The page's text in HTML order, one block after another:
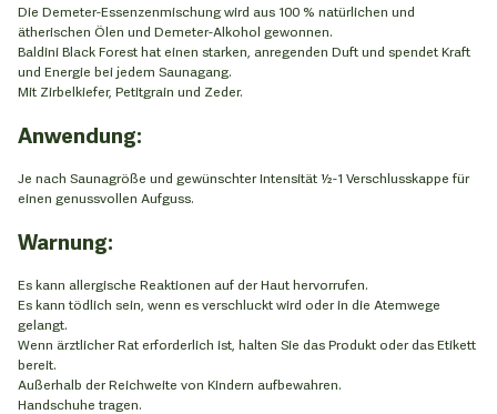
Die Demeter-Essenzenmischung wird aus 100 % natürlichen und
ätherischen Ölen und Demeter-Alkohol gewonnen.
Baldini Black Forest hat einen starken, anregenden Duft und spendet Kraft
und Energie bei jedem Saunagang.
Mit Zirbelkiefer, Petitgrain und Zeder.
Anwendung:
Je nach Saunagröße und gewünschter Intensität ½-1 Verschlusskappe für
einen genussvollen Aufguss.
Warnung:
Es kann allergische Reaktionen auf der Haut hervorrufen.
Es kann tödlich sein, wenn es verschluckt wird oder in die Atemwege
gelangt.
Wenn ärztlicher Rat erforderlich ist, halten Sie das Produkt oder das Etikett
bereit.
Außerhalb der Reichweite von Kindern aufbewahren.
Handschuhe tragen.